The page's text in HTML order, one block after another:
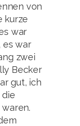
von
kurze
war
es war
zwei
Becker
gut, ich
die